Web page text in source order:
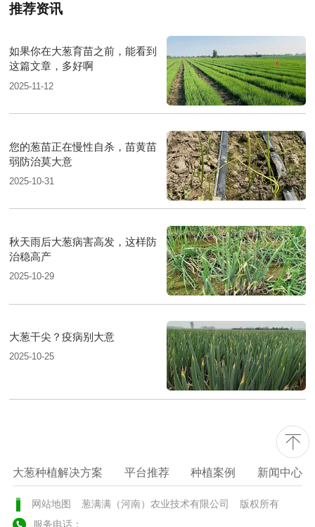
推荐资讯
如果你在大葱育苗之前，能看到
这篇文章，多好啊
2025-11-12
您的葱苗正在慢性自杀，苗黄苗
弱防治莫大意
2025-10-31
秋天雨后大葱病害高发，这样防
治稳高产
2025-10-29
大葱干尖？疫病别大意
2025-10-25
大葱种植解决方案 平台推荐 种植案例 新闻中心
网站地图 葱满满（河南）农业技术有限公司
版权所有
服务电话：